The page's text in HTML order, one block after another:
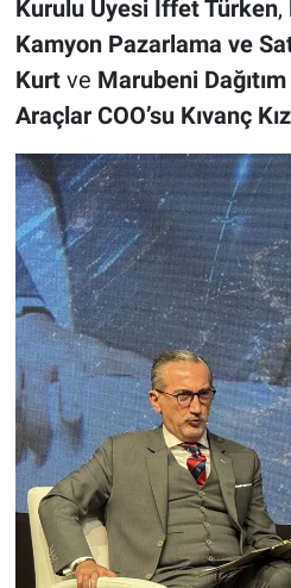
Kurulu Üyesi İffet Türken,
Kamyon Pazarlama ve
Kurtve Marubeni
Araçlar COO’su Kıvanç